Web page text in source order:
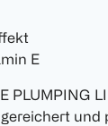
E
PLUMPING
und